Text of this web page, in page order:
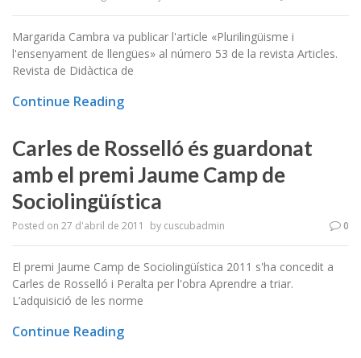
Margarida Cambra va publicar l'article «Plurilingüisme i
l'ensenyament de llengües» al número 53 de la revista Articles.
Revista de Didàctica de
Continue Reading
Carles de Rosselló és guardonat
amb el premi Jaume Camp de
Sociolingüística
Posted on 27 d'abril de 2011 by cuscubadmin 0
El premi Jaume Camp de Sociolingüística 2011 s'ha concedit a
Carles de Rosselló i Peralta per l'obra Aprendre a triar.
L’adquisició de les norme
Continue Reading